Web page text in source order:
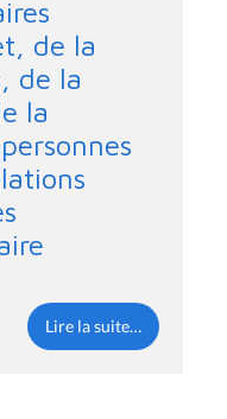
de la
de la
la
Lire la suite…